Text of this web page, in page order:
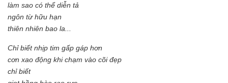
làm sao có thể diễn tả
ngôn từ hữu hạn
thiên nhiên bao la...
Chỉ biết nhịp tim gấp gáp hơn
cơn xao động khi chạm vào cõi đẹp
chỉ biết